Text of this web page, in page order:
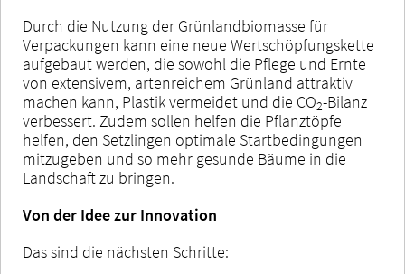
Durch die Nutzung der Grünlandbiomasse für
Verpackungen kann eine neue Wertschöpfungskette
aufgebaut werden, die sowohl die Pflege und Ernte
von extensivem, artenreichem Grünland attraktiv
machen kann, Plastik vermeidet und die CO2-Bilanz
verbessert. Zudem sollen helfen die Pflanztöpfe
helfen, den Setzlingen optimale Startbedingungen
mitzugeben und so mehr gesunde Bäume in die
Landschaft zu bringen.
Von der Idee zur Innovation
Das sind die nächsten Schritte: